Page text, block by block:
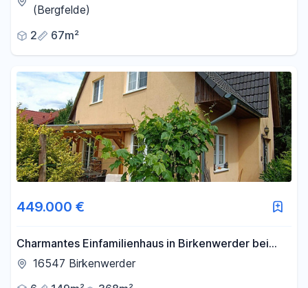
(Bergfelde)
2
67m²
449.000 €
Charmantes Einfamilienhaus in Birkenwerder bei
Berlin16547 Birkenwerder